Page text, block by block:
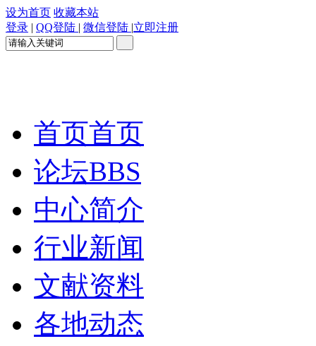
设为首页 收藏本站
登录 | QQ登陆 | 微信登陆 |立即注册
首页首页
论坛BBS
中心简介
行业新闻
文献资料
各地动态